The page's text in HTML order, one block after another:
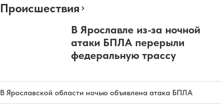
Происшествия
В Ярославле из-за ночной
атаки БПЛА перерыли
федеральную трассу
В Ярославской области ночью объявлена атака БПЛА